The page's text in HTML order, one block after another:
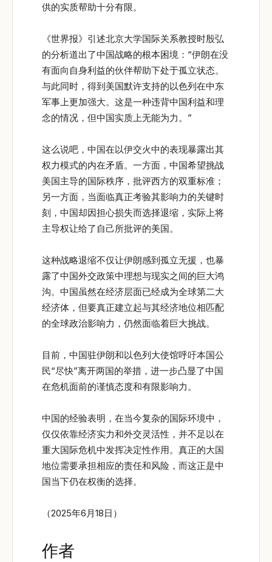
供的实质帮助十分有限。
《世界报》引述北京大学国际关系教授时殷弘
的分析道出了中国战略的根本困境：“伊朗在没
有面向自身利益的伙伴帮助下处于孤立状态。
与此同时，得到美国默许支持的以色列在中东
军事上更加强大。这是一种违背中国利益和理
念的情况，但中国实质上无能为力。”
这么说吧，中国在以伊交火中的表现暴露出其
权力模式的内在矛盾。一方面，中国希望挑战
美国主导的国际秩序，批评西方的双重标准；
另一方面，当面临真正考验其影响力的关键时
刻，中国却因担心损失而选择退缩，实际上将
主导权让给了自己所批评的美国。
这种战略退缩不仅让伊朗感到孤立无援，也暴
露了中国外交政策中理想与现实之间的巨大鸿
沟。中国虽然在经济层面已经成为全球第二大
经济体，但要真正建立起与其经济地位相匹配
的全球政治影响力，仍然面临着巨大挑战。
目前，中国驻伊朗和以色列大使馆呼吁本国公
民“尽快”离开两国的举措，进一步凸显了中国
在危机面前的谨慎态度和有限影响力。
中国的经验表明，在当今复杂的国际环境中，
仅仅依靠经济实力和外交灵活性，并不足以在
重大国际危机中发挥决定性作用。真正的大国
地位需要承担相应的责任和风险，而这正是中
国当下仍在权衡的选择。
（2025年6月18日）
作者